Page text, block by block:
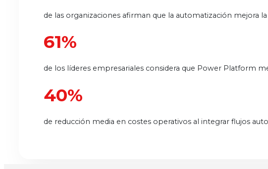
de las organizaciones afirman que la automatización mejora
61%
de los líderes empresariales considera que Power Platform
40%
de reducción media en costes operativos al integrar flujos